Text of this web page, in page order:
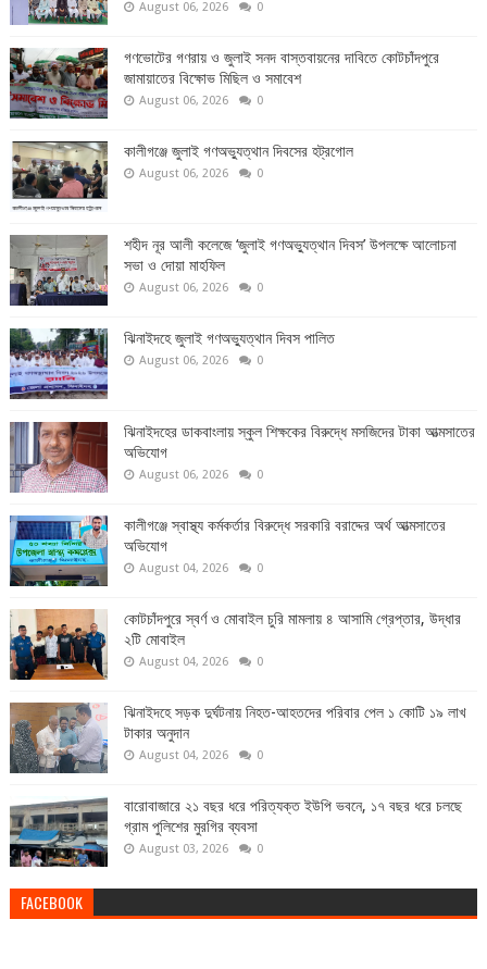
August 06, 2026 0
গণভোটের গণরায় ও জুলাই সনদ বাস্তবায়নের দাবিতে কোটচাঁদপুরে
জামায়াতের বিক্ষোভ মিছিল ও সমাবেশ
August 06, 2026 0
কালীগঞ্জে জুলাই গণঅভ্যুত্থান দিবসের হট্রগোল
August 06, 2026 0
শহীদ নূর আলী কলেজে ‘জুলাই গণঅভ্যুত্থান দিবস’ উপলক্ষে আলোচনা
সভা ও দোয়া মাহফিল
August 06, 2026 0
ঝিনাইদহে জুলাই গণঅভ্যুত্থান দিবস পালিত
August 06, 2026 0
ঝিনাইদহের ডাকবাংলায় স্কুল শিক্ষকের বিরুদ্ধে মসজিদের টাকা আত্মসাতের
অভিযোগ
August 06, 2026 0
কালীগঞ্জে স্বাস্থ্য কর্মকর্তার বিরুদ্ধে সরকারি বরাদ্দের অর্থ আত্মসাতের
অভিযোগ
August 04, 2026 0
কোটচাঁদপুরে স্বর্ণ ও মোবাইল চুরি মামলায় ৪ আসামি গ্রেপ্তার, উদ্ধার
২টি মোবাইল
August 04, 2026 0
ঝিনাইদহে সড়ক দুর্ঘটনায় নিহত-আহতদের পরিবার পেল ১ কোটি ১৯ লাখ
টাকার অনুদান
August 04, 2026 0
বারোবাজারে ২১ বছর ধরে পরিত্যক্ত ইউপি ভবনে, ১৭ বছর ধরে চলছে
গ্রাম পুলিশের মুরগির ব্যবসা
August 03, 2026 0
FACEBOOK